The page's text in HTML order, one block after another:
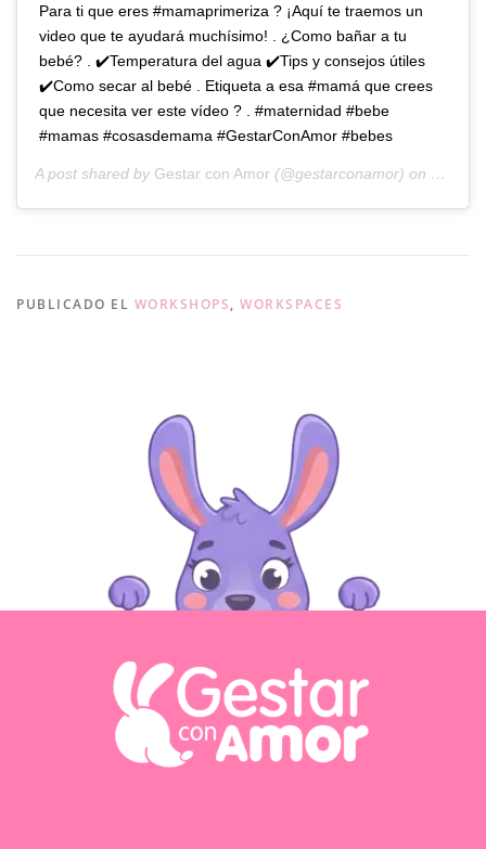
Para ti que eres #mamaprimeriza ? ¡Aquí te traemos un
video que te ayudará muchísimo! . ¿Como bañar a tu
bebé? . ✔️Temperatura del agua ✔️Tips y consejos útiles
✔️Como secar al bebé . Etiqueta a esa #mamá que crees
que necesita ver este vídeo ? . #maternidad #bebe
#mamas #cosasdemama #GestarConAmor #bebes
A post shared by Gestar con Amor (@gestarconamor) on Nov
PUBLICADO EL WORKSHOPS, WORKSPACES